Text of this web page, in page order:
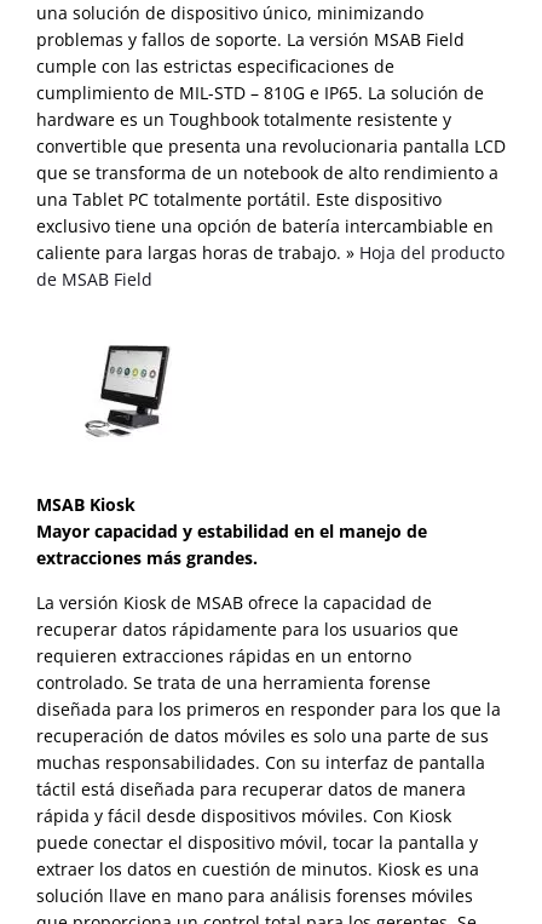
una solución de dispositivo único, minimizando
problemas y fallos de soporte. La versión MSAB Field
cumple con las estrictas especificaciones de
cumplimiento de MIL-STD – 810G e IP65. La solución de
hardware es un Toughbook totalmente resistente y
convertible que presenta una revolucionaria pantalla LCD
que se transforma de un notebook de alto rendimiento a
una Tablet PC totalmente portátil. Este dispositivo
exclusivo tiene una opción de batería intercambiable en
caliente para largas horas de trabajo. » Hoja del producto
de MSAB Field
MSAB Kiosk
Mayor capacidad y estabilidad en el manejo de
extracciones más grandes.
La versión Kiosk de MSAB ofrece la capacidad de
recuperar datos rápidamente para los usuarios que
requieren extracciones rápidas en un entorno
controlado. Se trata de una herramienta forense
diseñada para los primeros en responder para los que la
recuperación de datos móviles es solo una parte de sus
muchas responsabilidades. Con su interfaz de pantalla
táctil está diseñada para recuperar datos de manera
rápida y fácil desde dispositivos móviles. Con Kiosk
puede conectar el dispositivo móvil, tocar la pantalla y
extraer los datos en cuestión de minutos. Kiosk es una
solución llave en mano para análisis forenses móviles